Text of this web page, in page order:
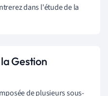
dans l'étude de la
Gestion
de plusieurs sous-